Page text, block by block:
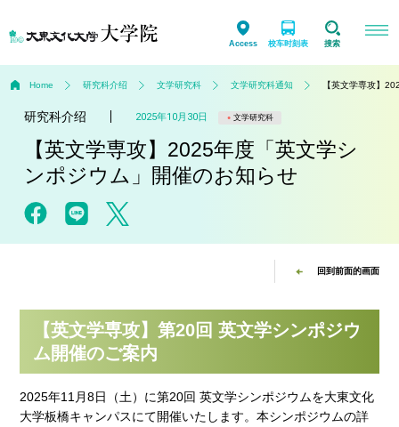
Access 校车时刻表 搜索
Home 研究科介绍 文学研究科 文学研究科通知 【英文学専攻】
研究科介绍 2025年10月30日 文学研究科
【英文学専攻】2025年度「英文学シ
ンポジウム」開催のお知らせ
回到前面的画面
【英文学専攻】第20回 英文学シンポジウ
ム開催のご案内
2025年11月8日（土）に第20回 英文学シンポジウムを大東文化
大学板橋キャンパスにて開催いたします。本シンポジウムの詳